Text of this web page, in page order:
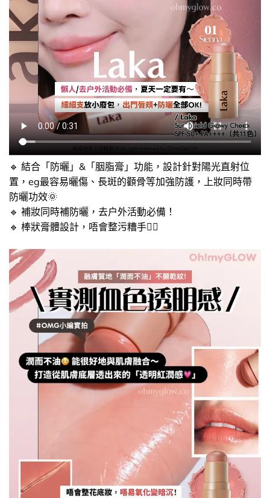
🔹​ 結合「防曬」&「胭脂膏」功能，設計針對陽光直射位
置，eg最容易曬傷、長斑的顴骨等加強防護，上妝同時帶
防曬功效🌞
🔹​ 補妝同時補防曬，去户外活動必備！
🔹​ 棒狀膏體設計，唔會整污糟手✌🏻​